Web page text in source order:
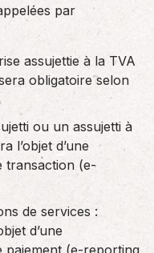
par
assujettie à la TVA
obligatoire selon
ou un assujetti à
l’objet d’une
transaction (e-
de services :
d’une
paiement (e-reporting